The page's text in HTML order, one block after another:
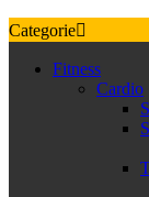
Categorie
Fitness
Cardio